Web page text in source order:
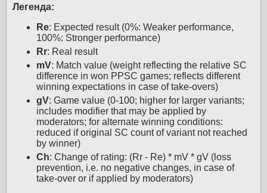
Легенда:
Re: Expected result (0%: Weaker performance,
100%: Stronger performance)
Rr: Real result
mV: Match value (weight reflecting the relative SC
difference in won PPSC games; reflects different
winning expectations in case of take-overs)
gV: Game value (0-100; higher for larger variants;
includes modifier that may be applied by
moderators; for alternate winning conditions:
reduced if original SC count of variant not reached
by winner)
Ch: Change of rating: (Rr - Re) * mV * gV (loss
prevention, i.e. no negative changes, in case of
take-over or if applied by moderators)